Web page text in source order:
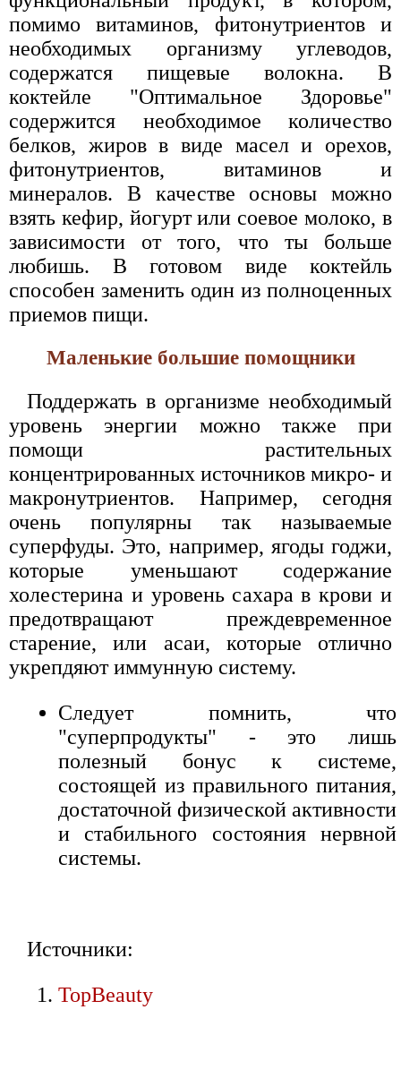
помимо витаминов, фитонутриентов и
необходимых организму углеводов,
содержатся пищевые волокна. В
коктейле "Оптимальное Здоровье"
содержится необходимое количество
белков, жиров в виде масел и орехов,
фитонутриентов, витаминов и
минералов. В качестве основы можно
взять кефир, йогурт или соевое молоко, в
зависимости от того, что ты больше
любишь. В готовом виде коктейль
способен заменить один из полноценных
приемов пищи.
Маленькие большие помощники
Поддержать в организме необходимый
уровень энергии можно также при
помощи растительных
концентрированных источников микро- и
макронутриентов. Например, сегодня
очень популярны так называемые
суперфуды. Это, например, ягоды годжи,
которые уменьшают содержание
холестерина и уровень сахара в крови и
предотвращают преждевременное
старение, или асаи, которые отлично
укрепдяют иммунную систему.
Следует помнить, что
"суперпродукты" - это лишь
полезный бонус к системе,
состоящей из правильного питания,
достаточной физической активности
и стабильного состояния нервной
системы.
Источники:
TopBeauty